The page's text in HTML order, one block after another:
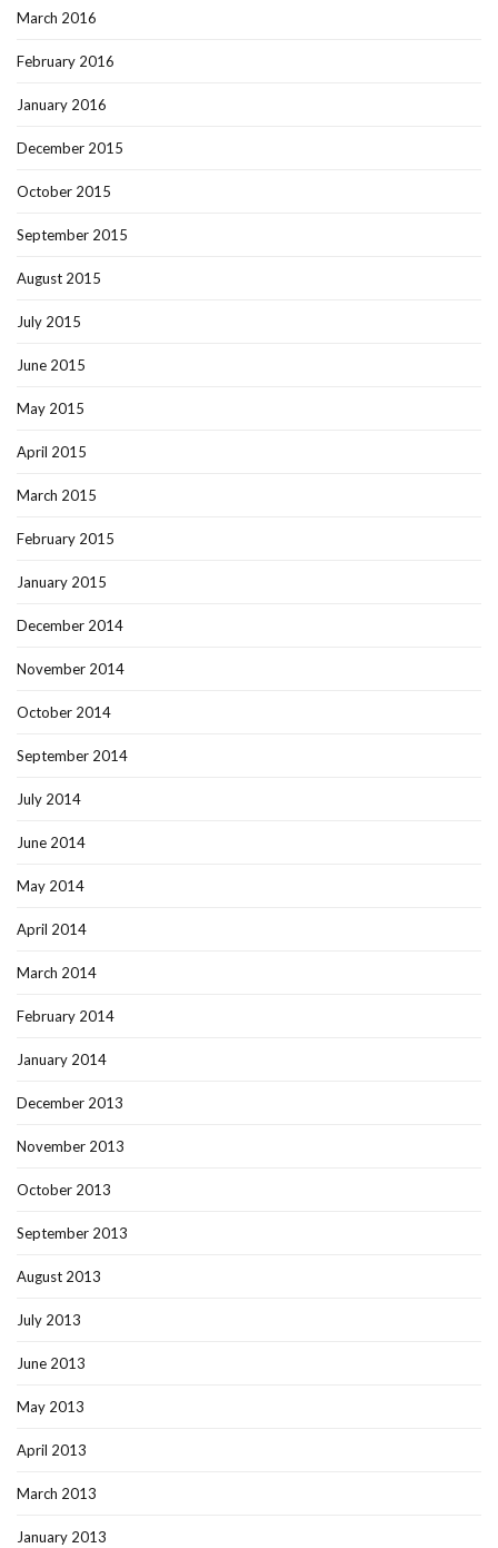
March 2016
February 2016
January 2016
December 2015
October 2015
September 2015
August 2015
July 2015
June 2015
May 2015
April 2015
March 2015
February 2015
January 2015
December 2014
November 2014
October 2014
September 2014
July 2014
June 2014
May 2014
April 2014
March 2014
February 2014
January 2014
December 2013
November 2013
October 2013
September 2013
August 2013
July 2013
June 2013
May 2013
April 2013
March 2013
January 2013